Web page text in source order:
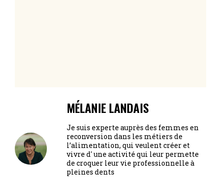
MÉLANIE LANDAIS
Je suis experte auprès des femmes en
reconversion dans les métiers de
l’alimentation, qui veulent créer et
vivre d' une activité qui leur permette
de croquer leur vie professionnelle à
pleines dents